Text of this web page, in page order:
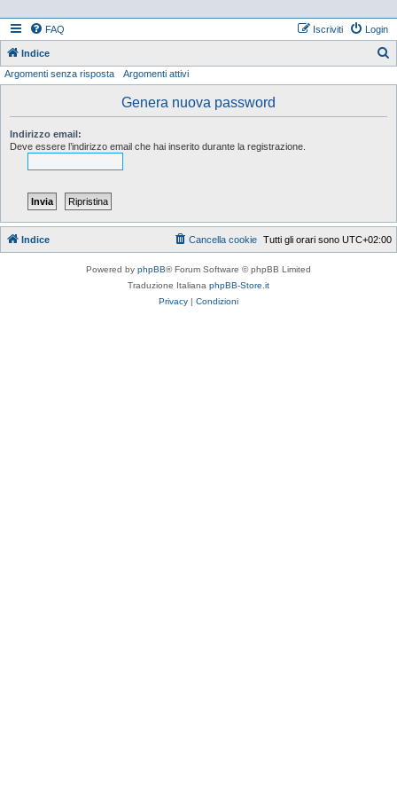
FAQ Login
Iscriviti
Indice
Argomenti senza risposta Argomenti attivi
Genera nuova password
Indirizzo email:
Deve essere l’indirizzo email che hai inserito durante la registrazione.
Indice Tutti gli orari sono UTC+02:00
Cancella cookie
Powered by phpBB® Forum Software © phpBB Limited
Traduzione Italiana phpBB-Store.it
Privacy | Condizioni